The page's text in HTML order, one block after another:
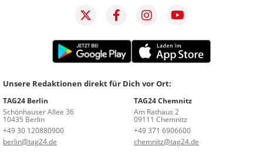
Unsere Redaktionen direkt für Dich vor Ort:
TAG24 Berlin
Schönhauser Allee 36
10435 Berlin
+49 30 120880900
berlin@tag24.de
TAG24 Chemnitz
Am Rathaus 2
09111 Chemnitz
+49 371 6906600
chemnitz@tag24.de